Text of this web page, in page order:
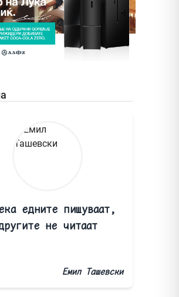
едните пишуваат,
не читаат
Емил Ташевски